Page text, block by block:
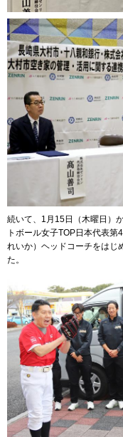
続いて、1月15日（木曜日）
トボール女子TOP日本代表第
れいか）ヘッドコーチをはじ
た。